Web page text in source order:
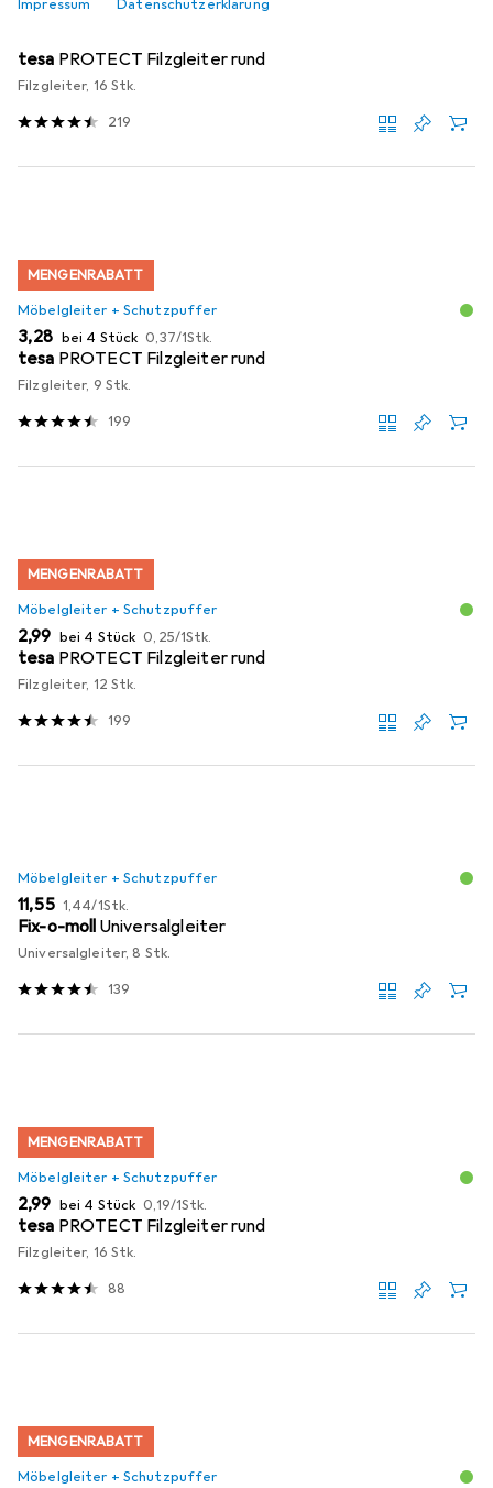
Impressum Datenschutzerklärung
Möbelgleiter + Schutzpuffer
tesa PROTECT Filzgleiter rund
Filzgleiter, 16 Stk.
219
MENGENRABATT
Möbelgleiter + Schutzpuffer
EUR
3,28 bei 4 Stück EUR
0,37/1Stk.
tesa PROTECT Filzgleiter rund
Filzgleiter, 9 Stk.
199
MENGENRABATT
Möbelgleiter + Schutzpuffer
EUR
2,99 bei 4 Stück EUR
0,25/1Stk.
tesa PROTECT Filzgleiter rund
Filzgleiter, 12 Stk.
199
Möbelgleiter + Schutzpuffer
EUR
11,55 EUR
1,44/1Stk.
Fix-o-moll Universalgleiter
Universalgleiter, 8 Stk.
139
MENGENRABATT
Möbelgleiter + Schutzpuffer
EUR
2,99 bei 4 Stück EUR
0,19/1Stk.
tesa PROTECT Filzgleiter rund
Filzgleiter, 16 Stk.
88
MENGENRABATT
Möbelgleiter + Schutzpuffer